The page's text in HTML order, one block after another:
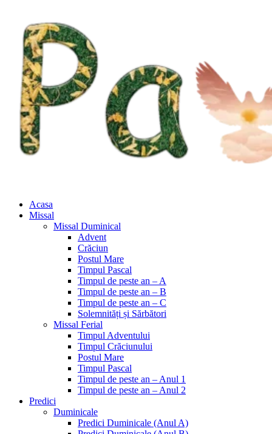
Acasa
Missal
Missal Duminical
Advent
Crăciun
Postul Mare
Timpul Pascal
Timpul de peste an – A
Timpul de peste an – B
Timpul de peste an – C
Solemnități și Sărbători
Missal Ferial
Timpul Adventului
Timpul Crăciunului
Postul Mare
Timpul Pascal
Timpul de peste an – Anul 1
Timpul de peste an – Anul 2
Predici
Duminicale
Predici Duminicale (Anul A)